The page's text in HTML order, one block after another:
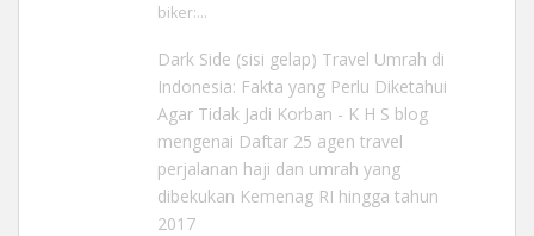
biker:…
Dark Side (sisi gelap) Travel Umrah di
Indonesia: Fakta yang Perlu Diketahui
Agar Tidak Jadi Korban - K H S blog
mengenai Daftar 25 agen travel
perjalanan haji dan umrah yang
dibekukan Kemenag RI hingga tahun
2017